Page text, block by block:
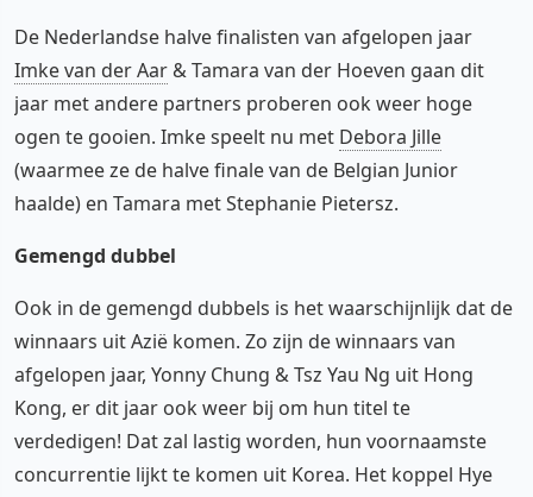
De Nederlandse halve finalisten van afgelopen jaar
Imke van der Aar & Tamara van der Hoeven gaan dit
jaar met andere partners proberen ook weer hoge
ogen te gooien. Imke speelt nu met Debora Jille
(waarmee ze de halve finale van de Belgian Junior
haalde) en Tamara met Stephanie Pietersz.
Gemengd dubbel
Ook in de gemengd dubbels is het waarschijnlijk dat de
winnaars uit Azië komen. Zo zijn de winnaars van
afgelopen jaar, Yonny Chung & Tsz Yau Ng uit Hong
Kong, er dit jaar ook weer bij om hun titel te
verdedigen! Dat zal lastig worden, hun voornaamste
concurrentie lijkt te komen uit Korea. Het koppel Hye